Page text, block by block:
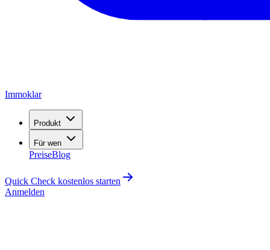
Immoklar
Produkt
Für wen
PreiseBlog
Quick Check kostenlos starten
Anmelden